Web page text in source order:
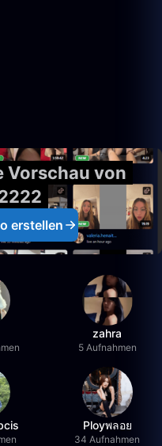
Vorschau von
erstellen
zahra
5 Aufnahmen
Ployพลอย
34 Aufnahmen